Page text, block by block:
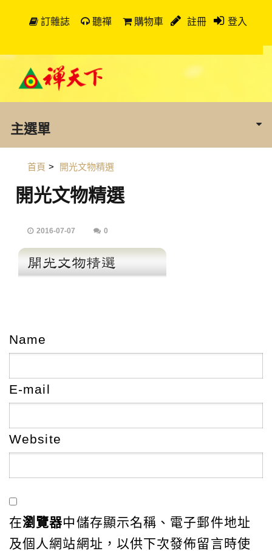
訂雜誌 聽禪 購物車 註冊 登入
主選單
首頁 > 開光文物精選
開光文物精選
2016-07-07 0
Name
E-mail
Website
在瀏覽器中儲存顯示名稱、電子郵件地址
及個人網站網址，以供下次發佈留言時使